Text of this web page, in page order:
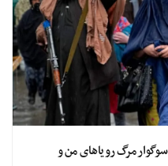
مرگ رویاهای من و